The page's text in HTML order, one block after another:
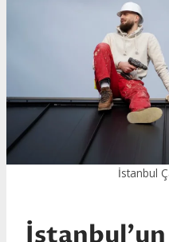
İstanbul